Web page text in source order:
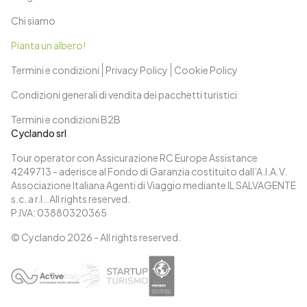
Cyclando srl
Tour operator con Assicurazione RC Europe Assistance
4249713 - aderisce al Fondo di Garanzia costituito dall’A.I.A.V.
Associazione Italiana Agenti di Viaggio mediante IL SALVAGENTE
s.c. a r.l.. All rights reserved.
P.IVA: 03880320365
© Cyclando 2026 - All rights reserved.
Chi siamo
Pianta un albero!
Termini e condizioni
Privacy Policy
Cookie Policy
Condizioni generali di vendita dei pacchetti turistici
Termini e condizioni B2B